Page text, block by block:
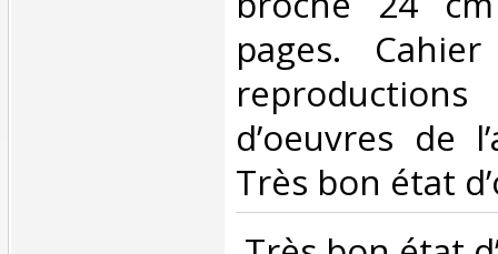
pages.
d’oeuvres de
Très bon état